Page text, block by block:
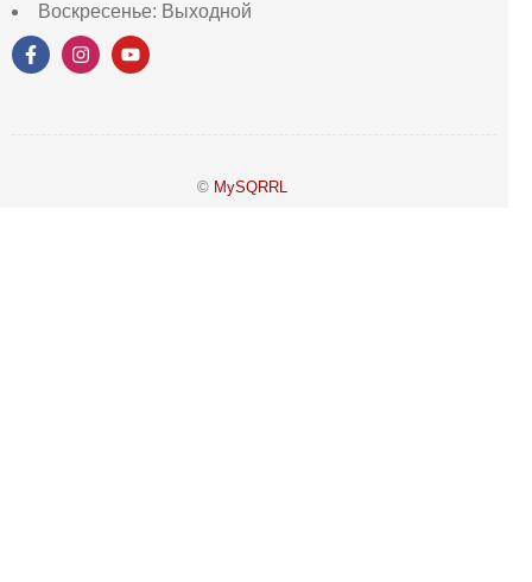
Воскресенье: Выходной
© MySQRRL